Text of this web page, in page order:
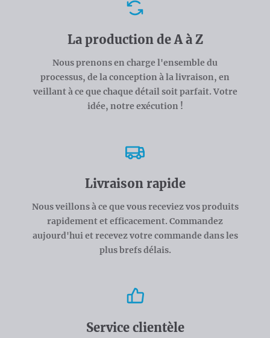
La production de A à Z
Nous prenons en charge l'ensemble du
processus, de la conception à la livraison, en
veillant à ce que chaque détail soit parfait. Votre
idée, notre exécution !
Livraison rapide
Nous veillons à ce que vous receviez vos produits
rapidement et efficacement. Commandez
aujourd'hui et recevez votre commande dans les
plus brefs délais.
Service clientèle